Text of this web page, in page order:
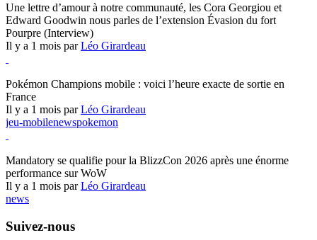
Une lettre d’amour à notre communauté, les Cora Georgiou et
Edward Goodwin nous parles de l’extension Évasion du fort
Pourpre (Interview)
Il y a 1 mois parLéo Girardeau
Pokémon Champions mobile : voici l’heure exacte de sortie en
France
Il y a 1 mois parLéo Girardeau
jeu-mobilenewspokemon
Mandatory se qualifie pour la BlizzCon 2026 après une énorme
performance sur WoW
Il y a 1 mois parLéo Girardeau
news
Suivez-nous